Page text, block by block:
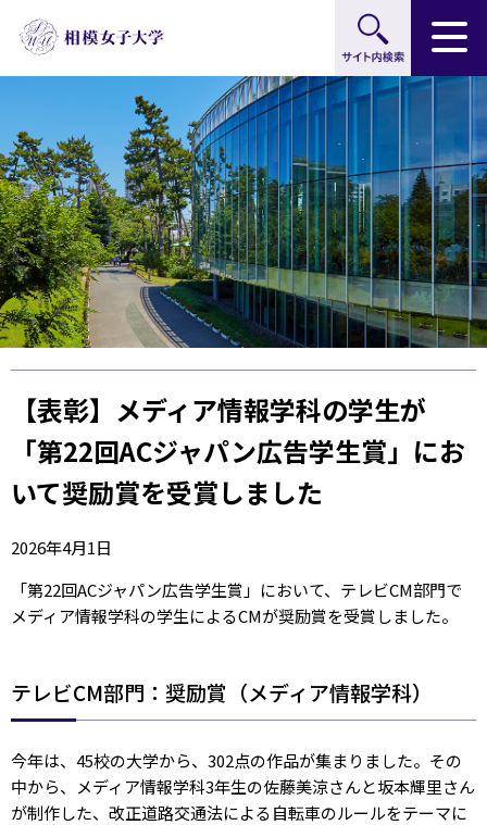
ー
バ
ル
ナ
ビ
ゲ
ー
シ
ョ
ン
へ
カ
ル
ナ
ビ
ゲ
ー
シ
ョ
ン
へ
タ
ー
へ
【表彰】メディア情報学科の学生が
「第22回ACジャパン広告学生賞」にお
いて奨励賞を受賞しました
2026年4月1日
「第22回ACジャパン広告学生賞」において、テレビCM部門で
メディア情報学科の学生によるCMが奨励賞を受賞しました。
テレビCM部門：奨励賞（メディア情報学科）
今年は、45校の大学から、302点の作品が集まりました。その
中から、メディア情報学科3年生の佐藤美涼さんと坂本輝里さん
が制作した、改正道路交通法による自転車のルールをテーマに